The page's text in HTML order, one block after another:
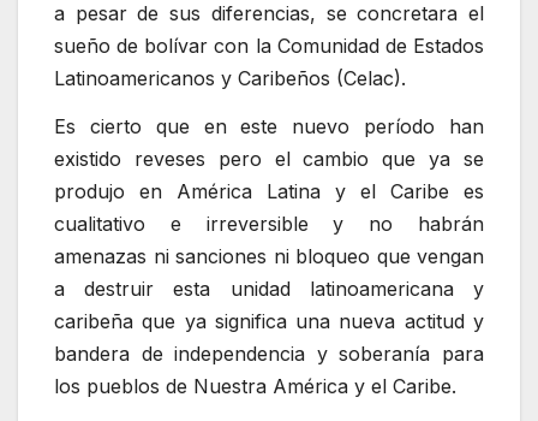
a pesar de sus diferencias, se concretara el
sueño de bolívar con la Comunidad de Estados
Latinoamericanos y Caribeños (Celac).
Es cierto que en este nuevo período han
existido reveses pero el cambio que ya se
produjo en América Latina y el Caribe es
cualitativo e irreversible y no habrán
amenazas ni sanciones ni bloqueo que vengan
a destruir esta unidad latinoamericana y
caribeña que ya significa una nueva actitud y
bandera de independencia y soberanía para
los pueblos de Nuestra América y el Caribe.